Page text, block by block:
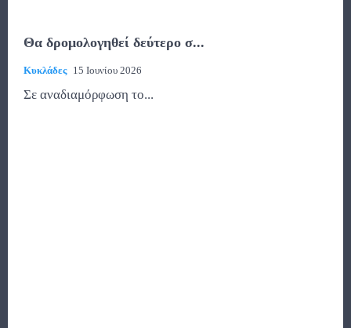
Θα δρομολογηθεί δεύτερο σ...
Κυκλάδες 15 Ιουνίου 2026
Σε αναδιαμόρφωση το...